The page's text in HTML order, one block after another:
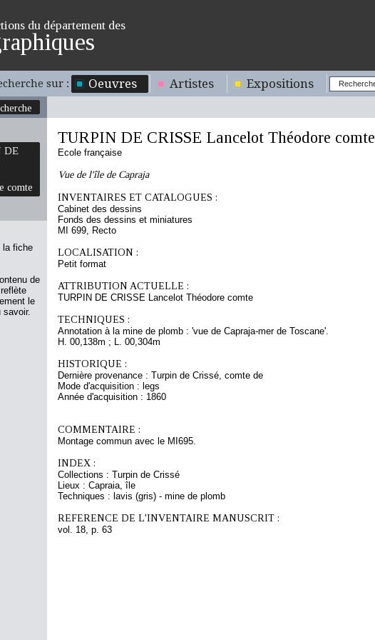
du département des
sur : Oeuvres Artistes Expositions
DE
comte
la fiche
de
le
savoir.
TURPIN DE CRISSE Lancelot Théodore comte
Ecole française
Vue de l'île de Capraja
INVENTAIRES ET CATALOGUES :
Cabinet des dessins
Fonds des dessins et miniatures
MI 699, Recto
LOCALISATION :
Petit format
ATTRIBUTION ACTUELLE :
TURPIN DE CRISSE Lancelot Théodore comte
TECHNIQUES :
Annotation à la mine de plomb : 'vue de Capraja-mer de Toscane'.
H. 00,138m ; L. 00,304m
HISTORIQUE :
Dernière provenance : Turpin de Crissé, comte de
Mode d'acquisition : legs
Année d'acquisition : 1860
COMMENTAIRE :
Montage commun avec le MI695.
INDEX :
Collections : Turpin de Crissé
Lieux : Capraia, île
Techniques : lavis (gris) - mine de plomb
REFERENCE DE L'INVENTAIRE MANUSCRIT :
vol. 18, p. 63